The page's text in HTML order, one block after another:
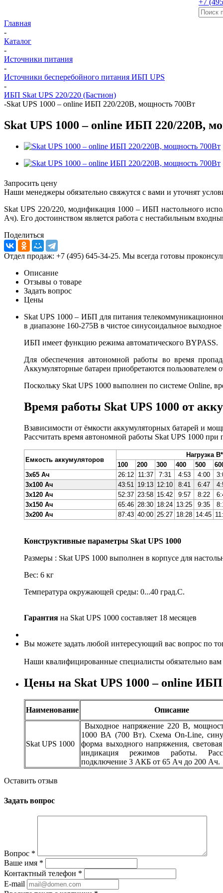
+7
Главная
-
Каталог
-
Источники питания
-
Источники бесперебойного питания ИБП UPS
-
ИБП Skat UPS 220/220 (Бастион)
-Skat UPS 1000 – online ИБП 220/220В, мощность 700Вт
Skat UPS 1000 – online ИБП 220/220В,
Запросить цену
Наши менеджеры обязательно свяжутся с вами и уточнят
Skat UPS 220/220, модификация 1000 – ИБП настольного
Ач). Его достоинством является работа с нестабильным
Поделиться
Отдел продаж: +7 (495) 645-34-25. Мы всегда готовы
Описание
Отзывы о товаре
Задать вопрос
Цены
Skat UPS 1000 – ИБП для питания
в диапазоне 160-275В в чистое синусоидальное
ИБП имеет функцию режима автоматического BYPASS.
Для обеспечения автономной работы во время
Аккумуляторные батареи приобретаются пользователем
Поскольку Skat UPS 1000 выполнен по системе Online,
Время работы Skat UPS 1000 от
Взависимости от ёмкости аккумуляторных батарей и
Рассчитать время автономной работы Skat UPS 1000
Емкость аккумуляторов
Нагрузка
100
200 300 400 500
3х65 Ач
26:12 11:37 7:31 4:53 4:00
3х100 Ач
43:51 19:13 12:10 8:41 6:47
3х120 Ач
52:37 23:58 15:42 9:57 8:22
3х150 Ач
65:46 28:30 18:24 13:25 9:35
3х200 Ач
87:43 40:00 25:27 18:28 14:45
Конструктивные параметры Skat UPS 1000
Размеры : Skat UPS 1000 выполнен в корпусе для
Вес: 6 кг
Температура окружающей среды: 0...40 град.С.
Гарантия на Skat UPS 1000 составляет 18 месяцев
Вы можете задать любой интересующий вас вопрос по
Наши квалифицированные специалисты обязательно вам
Цены на Skat UPS 1000 – online
Наименование Описание
Skat UPS 1000
Выходное напряжение 220 В,
1000 ВА (700 Вт). Схема On-Line,
форма выходного напряжения, световая
индикация режимов работы.
подключение 3 АКБ от 65 Ач до 200 Ач.
Оставить отзыв
Задать вопрос
Вопрос *
Ваше имя *
Контактный телефон *
E-mail